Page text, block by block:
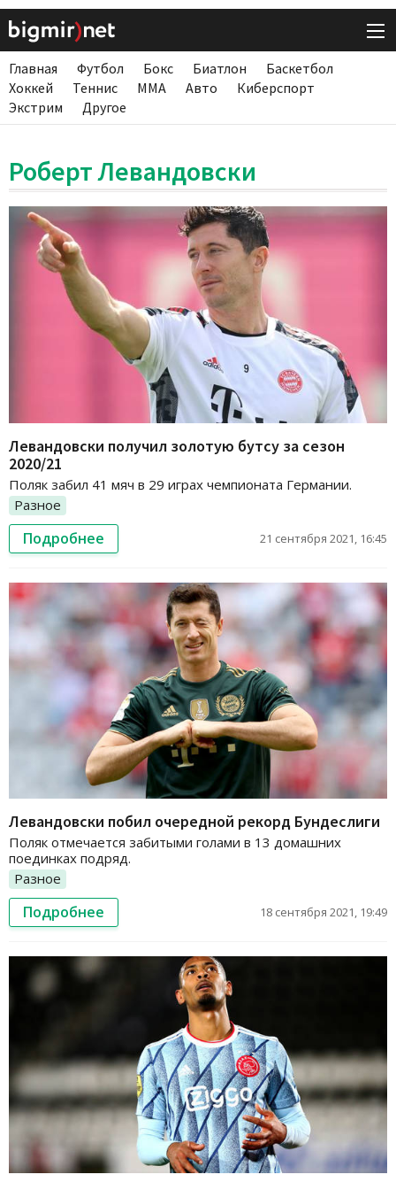
Главная Футбол Бокс Биатлон
Баскетбол
Хоккей
Теннис ММА Авто
Киберспорт
Экстрим
Другое
Роберт Левандовски
Левандовски получил золотую бутсу за сезон
2020/21
Поляк забил 41 мяч в 29 играх чемпионата Германии.
Разное
Подробнее 21 сентября 2021, 16:45
Левандовски побил очередной рекорд Бундеслиги
Поляк отмечается забитыми голами в 13 домашних
поединках подряд.
Разное
Подробнее 18 сентября 2021, 19:49